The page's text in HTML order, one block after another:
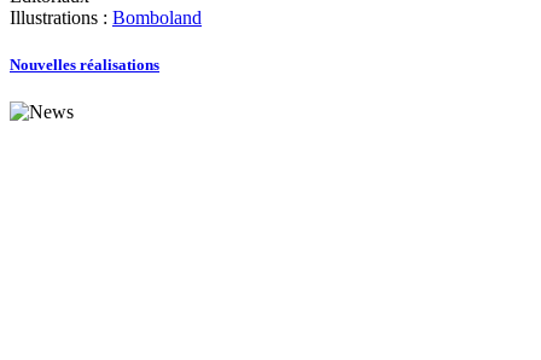
Illustrations : Bomboland
Nouvelles réalisations